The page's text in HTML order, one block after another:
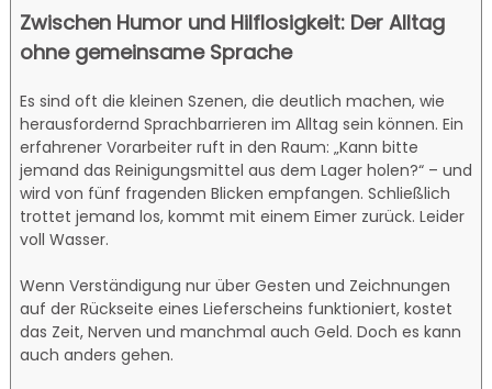
Zwischen Humor und Hilflosigkeit: Der Alltag
ohne gemeinsame Sprache
Es sind oft die kleinen Szenen, die deutlich machen, wie
herausfordernd Sprachbarrieren im Alltag sein können. Ein
erfahrener Vorarbeiter ruft in den Raum: „Kann bitte
jemand das Reinigungsmittel aus dem Lager holen?“ – und
wird von fünf fragenden Blicken empfangen. Schließlich
trottet jemand los, kommt mit einem Eimer zurück. Leider
voll Wasser.
Wenn Verständigung nur über Gesten und Zeichnungen
auf der Rückseite eines Lieferscheins funktioniert, kostet
das Zeit, Nerven und manchmal auch Geld. Doch es kann
auch anders gehen.